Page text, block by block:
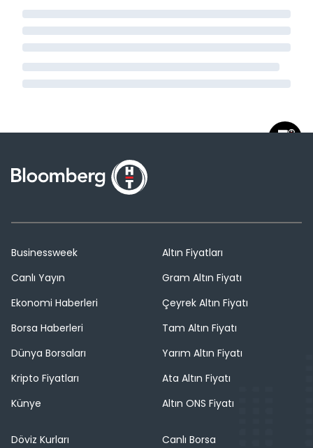
Businessweek
Canlı Yayın
Ekonomi Haberleri
Borsa Haberleri
Dünya Borsaları
Kripto Fiyatları
Künye
Altın Fiyatları
Gram Altın Fiyatı
Çeyrek Altın Fiyatı
Tam Altın Fiyatı
Yarım Altın Fiyatı
Ata Altın Fiyatı
Altın ONS Fiyatı
Döviz Kurları
Canlı Borsa